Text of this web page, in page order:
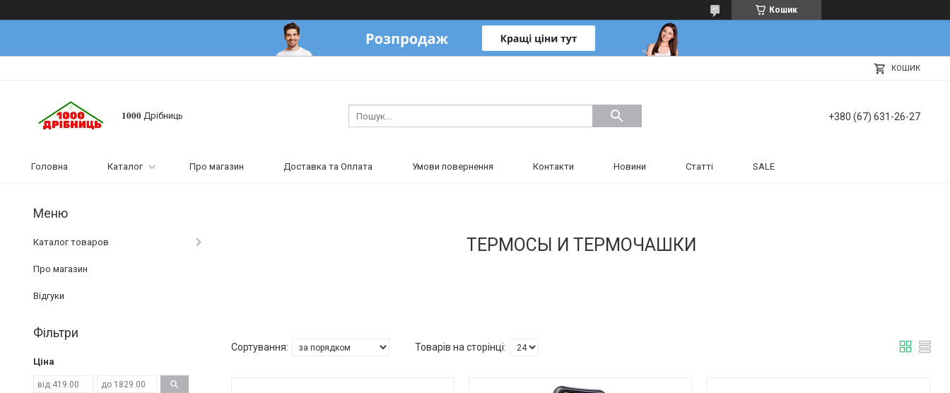
Кошик
КОШИК
𝟏𝟎𝟎𝟎 Дрібниць +380 (67) 631-26-27
Головна Каталог Про магазин Доставка та Оплата Умови повернення Контакти Новини Статті SALE
ТЕРМОСЫ И ТЕРМОЧАШКИ
Каталог товаров
Про магазин
Відгуки
Фільтри
Ціна